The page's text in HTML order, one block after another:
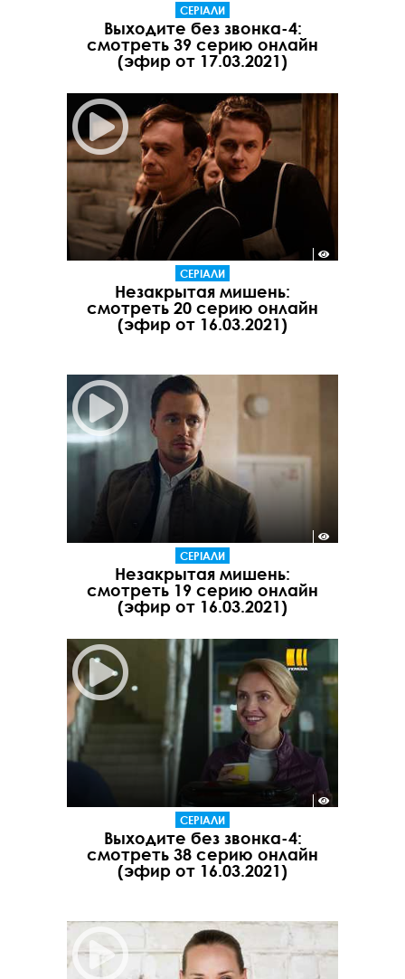
СЕРІАЛИ
Выходите без звонка-4:
смотреть 39 серию онлайн
(эфир от 17.03.2021)
СЕРІАЛИ
Незакрытая мишень:
смотреть 20 серию онлайн
(эфир от 16.03.2021)
СЕРІАЛИ
Незакрытая мишень:
смотреть 19 серию онлайн
(эфир от 16.03.2021)
СЕРІАЛИ
Выходите без звонка-4:
смотреть 38 серию онлайн
(эфир от 16.03.2021)